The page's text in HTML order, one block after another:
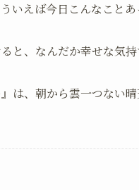
いえば今日こんなこと
と、なんだか幸せな気
は、朝から雲一つない